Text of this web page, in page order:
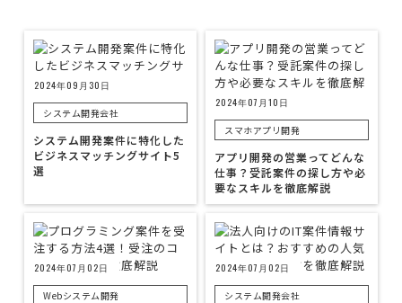
2024年09月30日
システム開発会社
システム開発案件に特化した
ビジネスマッチングサイト5
選
2024年07月10日
スマホアプリ開発
アプリ開発の営業ってどんな
仕事？受託案件の探し方や必
要なスキルを徹底解説
2024年07月02日
Webシステム開発
2024年07月02日
システム開発会社